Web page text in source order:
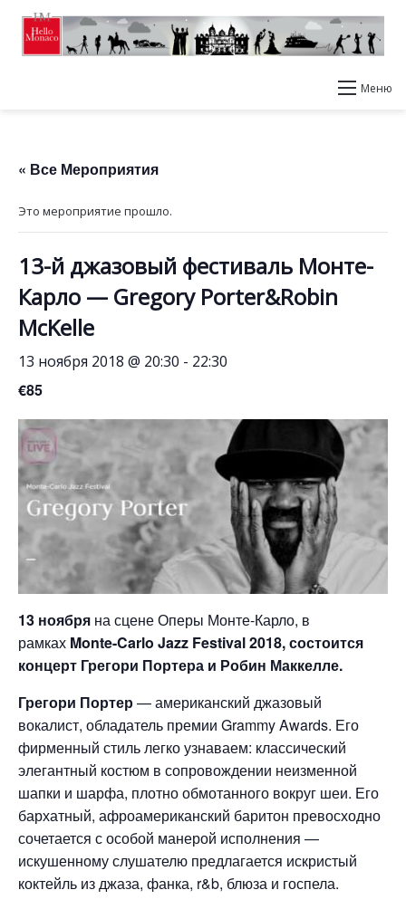
Меню
« Все Мероприятия
Это мероприятие прошло.
13-й джазовый фестиваль Монте-
Карло — Gregory Porter&Robin
McKelle
13 ноября 2018 @ 20:30 - 22:30
€85
13 ноября на сцене Оперы Монте-Карло, в
рамках Monte-Carlo Jazz Festival 2018, состоится
концерт Грегори Портера и Робин Маккелле.
Грегори Портер — американский джазовый
вокалист, обладатель премии Grammy Awards. Его
фирменный стиль легко узнаваем: классический
элегантный костюм в сопровождении неизменной
шапки и шарфа, плотно обмотанного вокруг шеи. Его
бархатный, афроамериканский баритон превосходно
сочетается с особой манерой исполнения —
искушенному слушателю предлагается искристый
коктейль из джаза, фанка, r&b, блюза и госпела.